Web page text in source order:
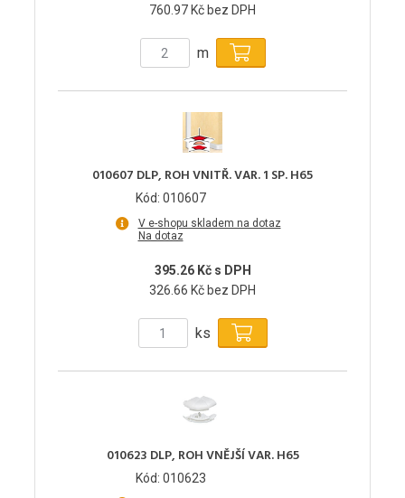
760.97 Kč bez DPH
m
010607 DLP, ROH VNITŘ. VAR. 1 SP. H65
Kód: 010607
V e-shopu skladem na dotaz
Na dotaz
395.26 Kč s DPH
326.66 Kč bez DPH
ks
010623 DLP, ROH VNĚJŠÍ VAR. H65
Kód: 010623